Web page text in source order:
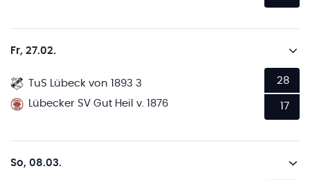
Fr, 27.02.
TuS Lübeck von 1893 3
Lübecker SV Gut Heil v. 1876
28
17
So, 08.03.